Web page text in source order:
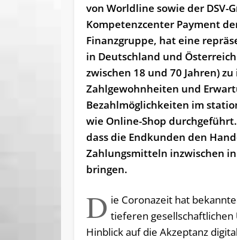
von Worldline sowie der DSV-
Kompetenzcenter Payment
Finanzgruppe, hat eine
in Deutschland und
zwischen 18 und 70 Jahren)
Zahlgewohnheiten und
Bezahlmöglichkeiten im
wie Online-Shop
dass die Endkunden den
Zahlungsmitteln inzwischen
bringen.
D ie Coronazeit hat
tieferen gesellschaftlichen
Hinblick auf die Akzeptanz